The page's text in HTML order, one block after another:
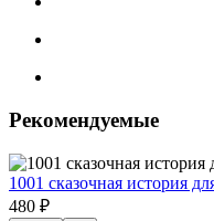
Рекомендуемые
1001 сказочная история
480 ₽